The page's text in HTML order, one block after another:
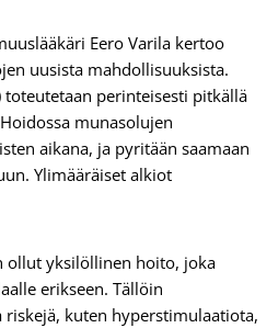
Eero Varila kertoo
uusista mahdollisuuksista.
toteutetaan perinteisesti pitkällä
munasolujen
aikana, ja pyritään saamaan
Ylimääräiset alkiot
ollut yksilöllinen hoito, joka
erikseen. Tällöin
kuten hyperstimulaatiota,